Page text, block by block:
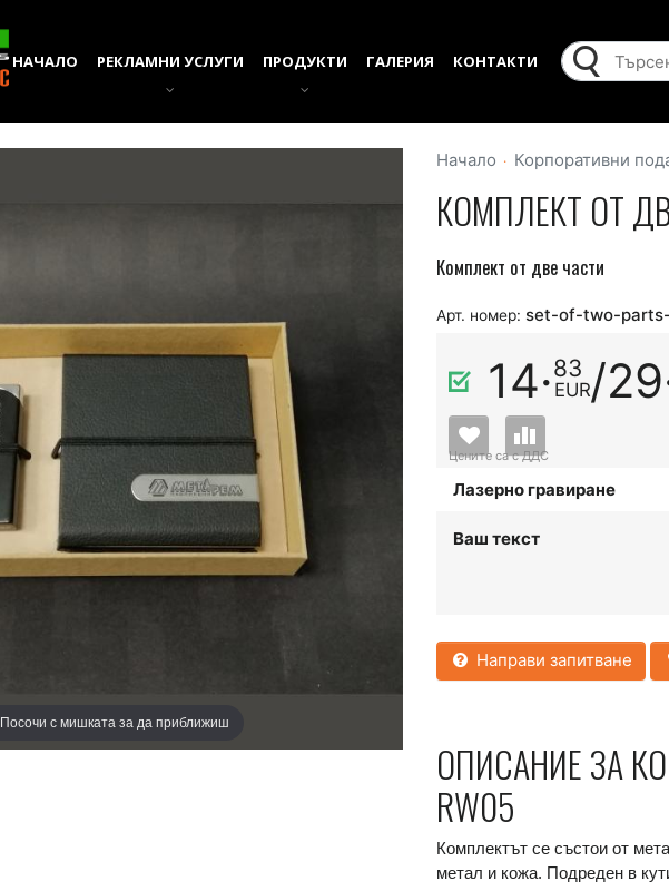
НАЧАЛО РЕКЛАМНИ УСЛУГИ ПРОДУКТИ ГАЛЕРИЯ КОНТАКТИ
Посочи с мишката за да приближиш
Начало Корпоративни
КОМПЛЕКТ ОТ
Комплект от две части
Арт. номер: set-of-two-
14·83
EUR/
Лазерно гравиране
Ваш текст
Направи запитване
ОПИСАНИЕ ЗА
RW05
Комплектът се състои от
метал и кожа. Подреден в